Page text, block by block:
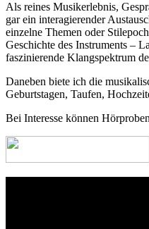
Als reines Musikerlebnis,
gar ein interagierender
einzelne Themen oder
Geschichte des Instruments –
faszinierende Klangspektrum
Daneben biete ich die
Geburtstagen, Taufen,
Bei Interesse können